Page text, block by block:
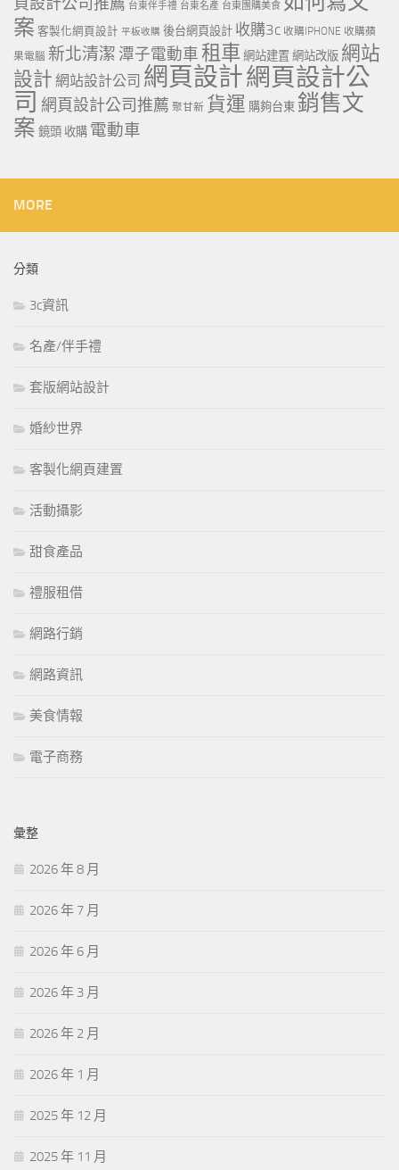
台東伴手禮 台東名產 台東團購美食
案 客製化網頁設計 平板收購 後台網頁設計 收購3c 收購IPHONE 收購蘋
果電腦 新北清潔 潭子電動車租車 網站建置 網站改版 網站
設計 網站設計公司 網頁設計網頁設計公
司 網頁設計公司推薦 聚甘新 貨運 購夠台東 銷售文
案 鏡頭 收購 電動車
MORE
分類
3c資訊
名產/伴手禮
套版網站設計
婚紗世界
客製化網頁建置
活動攝影
甜食產品
禮服租借
網路行銷
網路資訊
美食情報
電子商務
彙整
2026 年 8 月
2026 年 7 月
2026 年 6 月
2026 年 3 月
2026 年 2 月
2026 年 1 月
2025 年 12 月
2025 年 11 月